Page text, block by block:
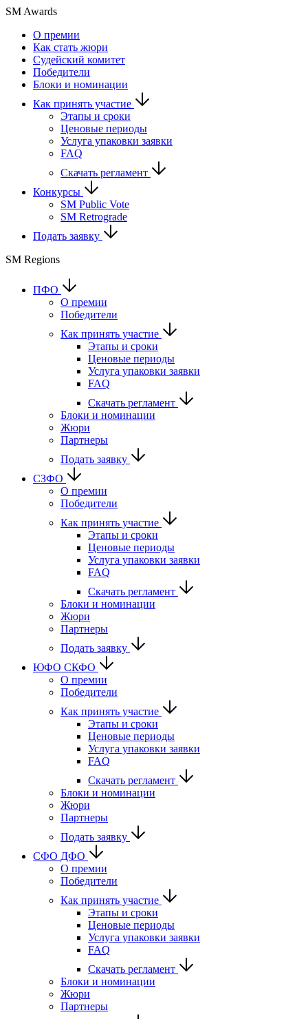
SM Awards
О премии
Как стать жюри
Судейский комитет
Победители
Блоки и номинации
Как принять участие
Этапы и сроки
Ценовые периоды
Услуга упаковки заявки
FAQ
Скачать регламент
Конкурсы
SM Public Vote
SM Retrograde
Подать заявку
SM Regions
ПФО
О премии
Победители
Как принять участие
Этапы и сроки
Ценовые периоды
Услуга упаковки заявки
FAQ
Скачать регламент
Блоки и номинации
Жюри
Партнеры
Подать заявку
СЗФО
О премии
Победители
Как принять участие
Этапы и сроки
Ценовые периоды
Услуга упаковки заявки
FAQ
Скачать регламент
Блоки и номинации
Жюри
Партнеры
Подать заявку
ЮФО СКФО
О премии
Победители
Как принять участие
Этапы и сроки
Ценовые периоды
Услуга упаковки заявки
FAQ
Скачать регламент
Блоки и номинации
Жюри
Партнеры
Подать заявку
CФО ДФО
О премии
Победители
Как принять участие
Этапы и сроки
Ценовые периоды
Услуга упаковки заявки
FAQ
Скачать регламент
Блоки и номинации
Жюри
Партнеры